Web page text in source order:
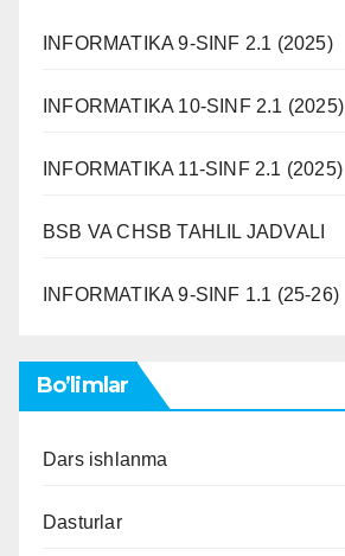
INFORMATIKA 9-SINF 2.1 (2025)
INFORMATIKA 10-SINF 2.1 (2025)
INFORMATIKA 11-SINF 2.1 (2025)
BSB VA CHSB TAHLIL JADVALI
INFORMATIKA 9-SINF 1.1 (25-26)
Bo’limlar
Dars ishlanma
Dasturlar